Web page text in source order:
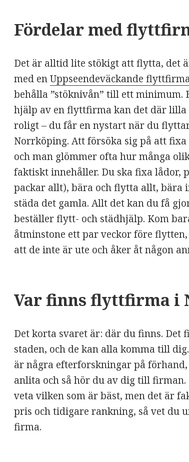
Fördelar med
Det är alltid lite stökigt att flytta, det
med enUppseendeväckande
behålla ”stöknivån” till ett minimum.
hjälp av en flyttfirma kan det där lilla
roligt – du får en nystart när du
Norrköping. Att försöka sig på att
och man glömmer ofta hur många
faktiskt innehåller. Du ska fixa lådor,
packar allt), bära och flytta allt, bära
städa det gamla. Allt det kan du få
beställer flytt- och städhjälp. Kom
åtminstone ett par veckor före
att de inte är ute och åker åt någon
Var finns flyttfirma i
Det korta svaret är: där du finns.
staden, och de kan alla komma till
är några efterforskningar på
anlita och så hör du av dig till
veta vilken som är bäst, men det är
pris och tidigare rankning, så vet du
firma.